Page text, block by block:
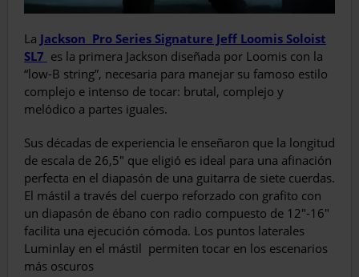
La Jackson Pro Series Signature Jeff Loomis Soloist
SL7 es la primera Jackson diseñada por Loomis con la
“low-B string”, necesaria para manejar su famoso estilo
complejo e intenso de tocar: brutal, complejo y
melódico a partes iguales.
Sus décadas de experiencia le enseñaron que la longitud
de escala de 26,5″ que eligió es ideal para una afinación
perfecta en el diapasón de una guitarra de siete cuerdas.
El mástil a través del cuerpo reforzado con grafito con
un diapasón de ébano con radio compuesto de 12″-16″
facilita una ejecución cómoda. Los puntos laterales
Luminlay en el mástil permiten tocar en los escenarios
más oscuros